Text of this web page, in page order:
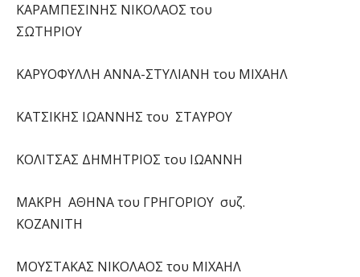
ΚΑΡΑΜΠΕΣΙΝΗΣ ΝΙΚΟΛΑΟΣ του
ΣΩΤΗΡΙΟΥ
ΚΑΡΥΟΦΥΛΛΗ ΑΝΝΑ-ΣΤΥΛΙΑΝΗ του ΜΙΧΑΗΛ
ΚΑΤΣΙΚΗΣ ΙΩΑΝΝΗΣ του ΣΤΑΥΡΟΥ
ΚΟΛΙΤΣΑΣ ΔΗΜΗΤΡΙΟΣ του ΙΩΑΝΝΗ
ΜΑΚΡΗ ΑΘΗΝΑ του ΓΡΗΓΟΡΙΟΥ συζ.
ΚΟΖΑΝΙΤΗ
ΜΟΥΣΤΑΚΑΣ ΝΙΚΟΛΑΟΣ του ΜΙΧΑΗΛ